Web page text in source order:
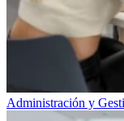
Administración y